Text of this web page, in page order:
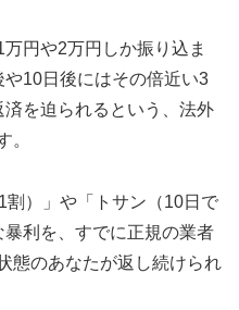
円や2万円しか振り込ま
10日後にはその倍近い3
を迫られるという、法外
。
）」や「トサン（10日で
利を、すでに正規の業者
態のあなたが返し続けられ